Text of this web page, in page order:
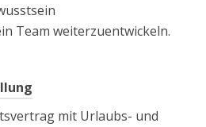
Team weiterzuentwickeln.
mit Urlaubs- und